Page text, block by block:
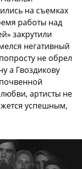
на съемках
работы над
закрутили
негативный
не обрел
а Гвоздикову
артисты не
успешным,